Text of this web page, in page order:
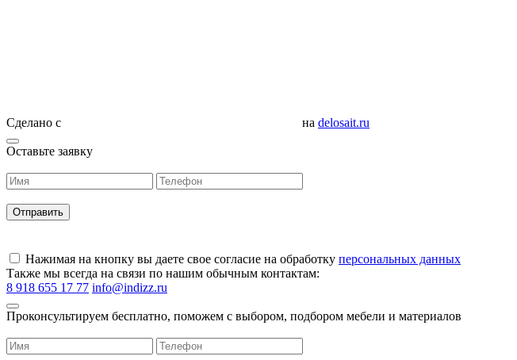
Сделано с на delosait.ru
Оставьте заявку
Нажимая на кнопку вы даете свое согласие на обработку персональных данных
Также мы всегда на связи по нашим обычным контактам:
8 918 655 17 77 info@indizz.ru
Проконсультируем бесплатно, поможем с выбором, подбором мебели и материалов